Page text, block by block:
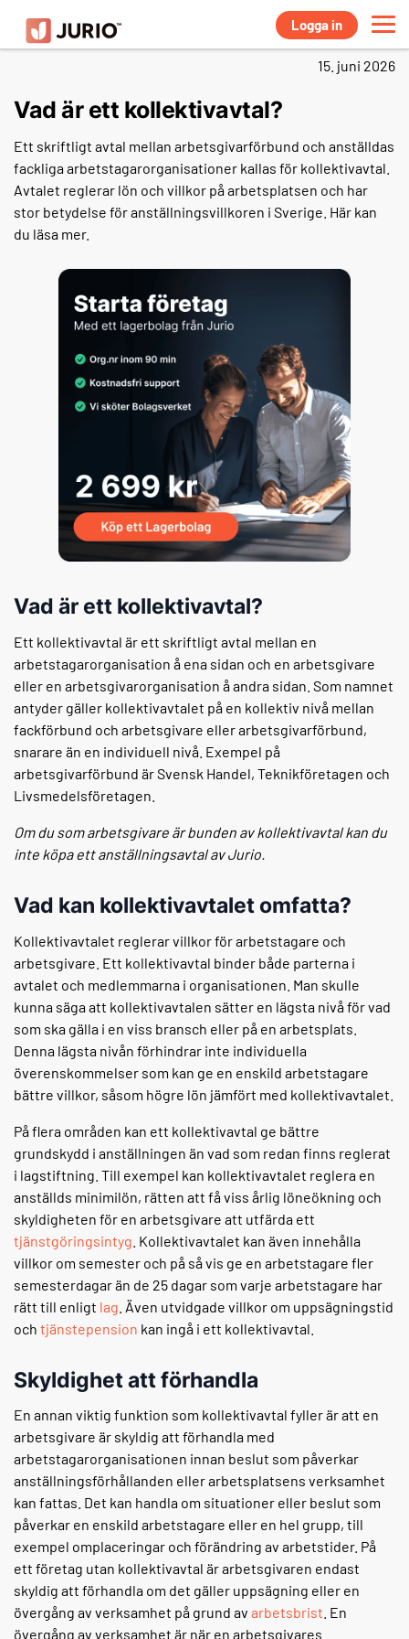
Logga in
15. juni 2026
Vad är ett kollektivavtal?
Ett skriftligt avtal mellan arbetsgivarförbund och anställdas
fackliga arbetstagarorganisationer kallas för kollektivavtal.
Avtalet reglerar lön och villkor på arbetsplatsen och har
stor betydelse för anställningsvillkoren i Sverige. Här kan
du läsa mer.
Vad är ett kollektivavtal?
Ett kollektivavtal är ett skriftligt avtal mellan en
arbetstagarorganisation å ena sidan och en arbetsgivare
eller en arbetsgivarorganisation å andra sidan. Som namnet
antyder gäller kollektivavtalet på en kollektiv nivå mellan
fackförbund och arbetsgivare eller arbetsgivarförbund,
snarare än en individuell nivå. Exempel på
arbetsgivarförbund är Svensk Handel, Teknikföretagen och
Livsmedelsföretagen.
Om du som arbetsgivare är bunden av kollektivavtal kan du
inte köpa ett anställningsavtal av Jurio.
Vad kan kollektivavtalet omfatta?
Kollektivavtalet reglerar villkor för arbetstagare och
arbetsgivare. Ett kollektivavtal binder både parterna i
avtalet och medlemmarna i organisationen. Man skulle
kunna säga att kollektivavtalen sätter en lägsta nivå för vad
som ska gälla i en viss bransch eller på en arbetsplats.
Denna lägsta nivån förhindrar inte individuella
överenskommelser som kan ge en enskild arbetstagare
bättre villkor, såsom högre lön jämfört med kollektivavtalet.
På flera områden kan ett kollektivavtal ge bättre
grundskydd i anställningen än vad som redan finns reglerat
i lagstiftning. Till exempel kan kollektivavtalet reglera en
anställds minimilön, rätten att få viss årlig löneökning och
skyldigheten för en arbetsgivare att utfärda ett
tjänstgöringsintyg . Kollektivavtalet kan även innehålla
villkor om semester och på så vis ge en arbetstagare fler
semesterdagar än de 25 dagar som varje arbetstagare har
rätt till enligt lag . Även utvidgade villkor om uppsägningstid
och tjänstepension kan ingå i ett kollektivavtal.
Skyldighet att förhandla
En annan viktig funktion som kollektivavtal fyller är att en
arbetsgivare är skyldig att förhandla med
arbetstagarorganisationen innan beslut som påverkar
anställningsförhållanden eller arbetsplatsens verksamhet
kan fattas. Det kan handla om situationer eller beslut som
påverkar en enskild arbetstagare eller en hel grupp, till
exempel omplaceringar och förändring av arbetstider. På
ett företag utan kollektivavtal är arbetsgivaren endast
skyldig att förhandla om det gäller uppsägning eller en
övergång av verksamhet på grund av arbetsbrist . En
övergång av verksamhet är när en arbetsgivares